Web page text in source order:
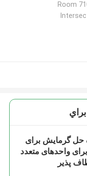
Room
حل گرمایش برای
واحدهای متعدد
پذیر